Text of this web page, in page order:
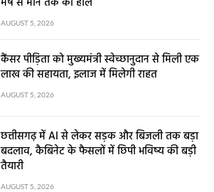
AUGUST 5, 2026
कैंसर पीड़िता को मुख्यमंत्री स्वेच्छानुदान से मिली एक
लाख की सहायता, इलाज में मिलेगी राहत
AUGUST 5, 2026
छत्तीसगढ़ में AI से लेकर सड़क और बिजली तक बड़ा
बदलाव, कैबिनेट के फैसलों में छिपी भविष्य की बड़ी
तैयारी
AUGUST 5, 2026